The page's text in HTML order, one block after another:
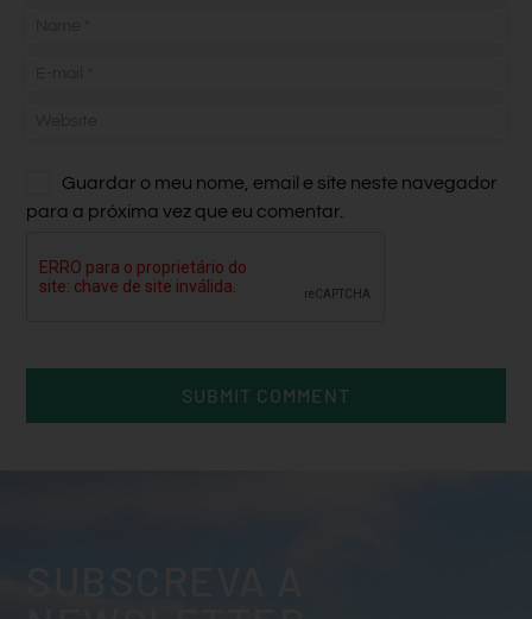
Guardar o meu nome, email e site neste navegador
para a próxima vez que eu comentar.